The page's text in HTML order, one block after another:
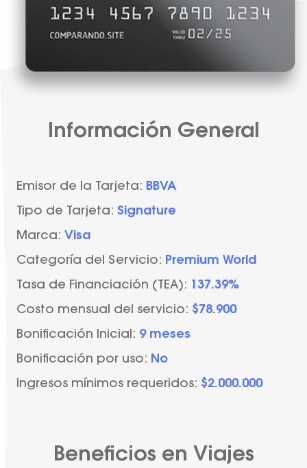
Información General
Emisor de la Tarjeta: BBVA
Tipo de Tarjeta: Signature
Marca: Visa
Categoría del Servicio: Premium World
Tasa de Financiación (TEA):
137.39%
Costo mensual del servicio: $78.900
Bonificación Inicial: 9 meses
Bonificación por uso: No
Ingresos mínimos requeridos: $2.000.000
Beneficios en Viajes